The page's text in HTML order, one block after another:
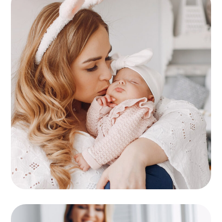
Protection
MOTRICITÉ FINE